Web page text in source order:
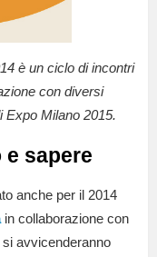
è un ciclo di incontri
con diversi
Expo Milano 2015.
sapere
anche per il 2014
in collaborazione con
avvicenderanno